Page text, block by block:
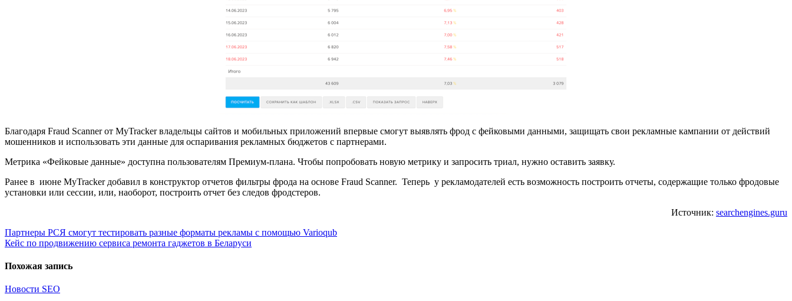
Благодаря Fraud Scanner от MyTracker владельцы сайтов и мобильных приложений впервые смогут выявлять фрод с фейковыми данными, защищать свои рекламные кампании от действий
мошенников и использовать эти данные для оспаривания рекламных бюджетов с партнерами.
Метрика «Фейковые данные» доступна пользователям Премиум-плана. Чтобы попробовать новую метрику и запросить триал, нужно оставить заявку.
Ранее в июне MyTracker добавил в конструктор отчетов фильтры фрода на основе Fraud Scanner. Теперь у рекламодателей есть возможность построить отчеты, содержащие только фродовые
установки или сессии, или, наоборот, построить отчет без следов фродстеров.
Источник: searchengines.guru
Навигация
по
записям
Партнеры РСЯ смогут тестировать разные форматы рекламы с помощью Varioqub
Кейс по продвижению сервиса ремонта гаджетов в Беларуси
Похожая запись
Новости SEO